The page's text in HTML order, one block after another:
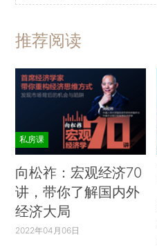
推荐阅读
私房课
向松祚：宏观经济70
讲，带你了解国内外
经济大局
2022年04月06日